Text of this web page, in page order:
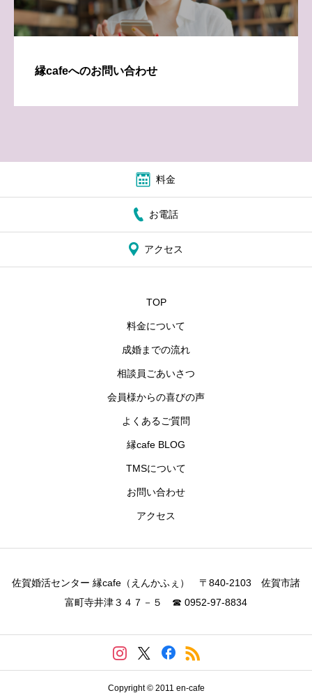
縁cafeへのお問い合わせ
料金
お電話
アクセス
TOP
料金について
成婚までの流れ
相談員ごあいさつ
会員様からの喜びの声
よくあるご質問
縁cafe BLOG
TMSについて
お問い合わせ
アクセス
佐賀婚活センター 縁cafe（えんかふぇ） 〒840-2103 佐賀市諸
富町寺井津３４７－５ ☎ 0952-97-8834
Copyright © 2011 en-cafe